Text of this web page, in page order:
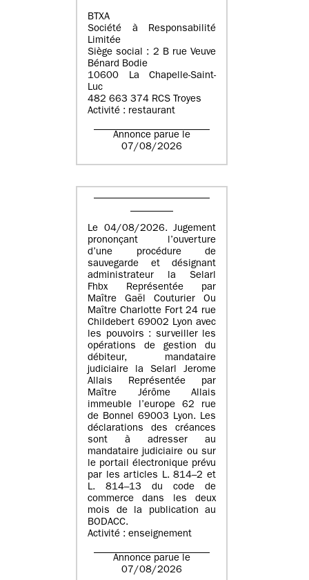
BTXA
Société à Responsabilité
Limitée
Siège social : 2 B rue Veuve
Bénard Bodie
10600 La Chapelle-Saint-
Luc
482 663 374 RCS Troyes
Activité : restaurant
Annonce parue le
07/08/2026
Le 04/08/2026. Jugement
prononçant l’ouverture
d’une procédure de
sauvegarde et désignant
administrateur la Selarl
Fhbx Représentée par
Maître Gaël Couturier Ou
Maître Charlotte Fort 24 rue
Childebert 69002 Lyon avec
les pouvoirs : surveiller les
opérations de gestion du
débiteur, mandataire
judiciaire la Selarl Jerome
Allais Représentée par
Maître Jérôme Allais
immeuble l’europe 62 rue
de Bonnel 69003 Lyon. Les
déclarations des créances
sont à adresser au
mandataire judiciaire ou sur
le portail électronique prévu
par les articles L. 814–2 et
L. 814–13 du code de
commerce dans les deux
mois de la publication au
BODACC.
Activité : enseignement
Annonce parue le
07/08/2026